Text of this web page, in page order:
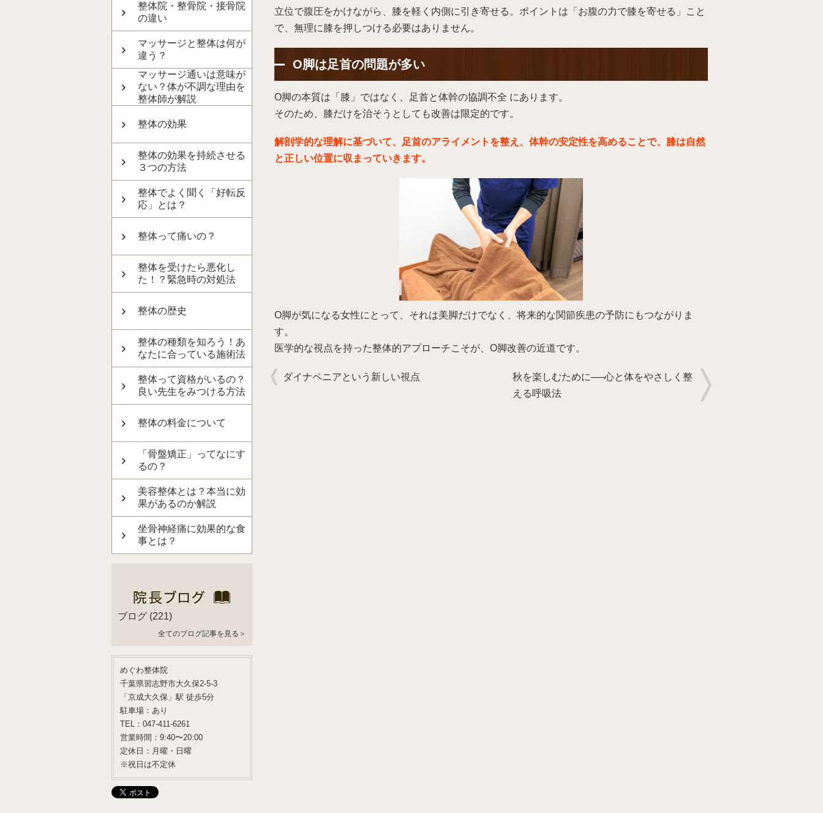
整体院・整骨院・接骨院
の違い
マッサージと整体は何が
違う？
マッサージ通いは意味が
ない？体が不調な理由を
整体師が解説
整体の効果
整体の効果を持続させる
３つの方法
整体でよく聞く「好転反
応」とは？
整体って痛いの？
整体を受けたら悪化し
た！？緊急時の対処法
整体の歴史
整体の種類を知ろう！あ
なたに合っている施術法
整体って資格がいるの？
良い先生をみつける方法
整体の料金について
「骨盤矯正」ってなにす
るの？
美容整体とは？本当に効
果があるのか解説
坐骨神経痛に効果的な食
事とは？
ブログ (221)
全てのブログ記事を見る＞
めぐわ整体院
千葉県習志野市大久保2-5-3
「京成大久保」駅 徒歩5分
駐車場：あり
TEL：047-411-6261
営業時間：9:40〜20:00
定休日：月曜・日曜
※祝日は不定休
立位で腹圧をかけながら、膝を軽く内側に引き寄せる。ポイントは「お腹の力で膝を寄せる」こと
で、無理に膝を押しつける必要はありません。
O脚は足首の問題が多い
O脚の本質は「膝」ではなく、足首と体幹の協調不全 にあります。
そのため、膝だけを治そうとしても改善は限定的です。
解剖学的な理解に基づいて、足首のアライメントを整え、体幹の安定性を高めることで、膝は自然
と正しい位置に収まっていきます。
O脚が気になる女性にとって、それは美脚だけでなく、将来的な関節疾患の予防にもつながりま
す。
医学的な視点を持った整体的アプローチこそが、O脚改善の近道です。
ダイナペニアという新しい視点
秋を楽しむために──心と体をやさしく整
える呼吸法